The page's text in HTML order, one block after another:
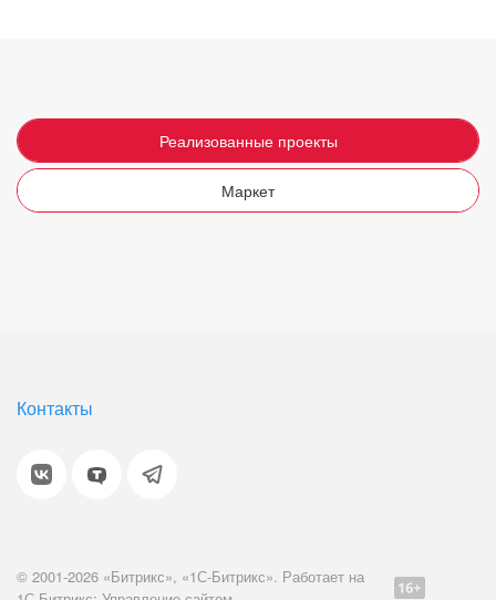
Реализованные проекты
Маркет
Контакты
© 2001-2026 «Битрикс», «1С-Битрикс». Работает на